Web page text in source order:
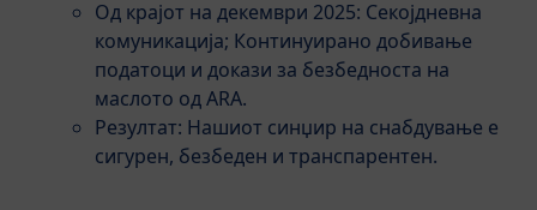
Од крајот на декември 2025: Секојдневна
комуникација; Континуирано добивање
податоци и докази за безбедноста на
маслото од ARA.
Резултат: Нашиот синџир на снабдување е
сигурен, безбеден и транспарентен.